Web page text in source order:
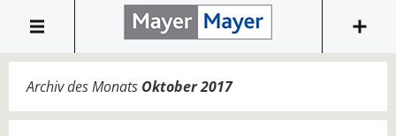
Archiv des Monats Oktober 2017